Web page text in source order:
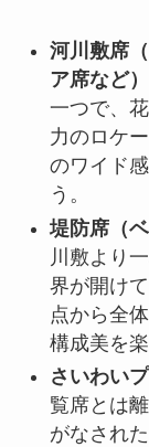
河川敷席
ア席など）
一つで、
力のロケ
のワイド
う。
堤防席（
川敷より
界が開け
点から全
構成美を
さいわい
覧席とは
がなされた